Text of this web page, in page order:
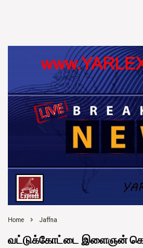
Home Jaffna
வட்டுக்கோட்டை இளைஞன்